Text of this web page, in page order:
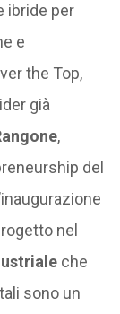
ibride per
e
the Top,
già
,
del
nel
che
sono un